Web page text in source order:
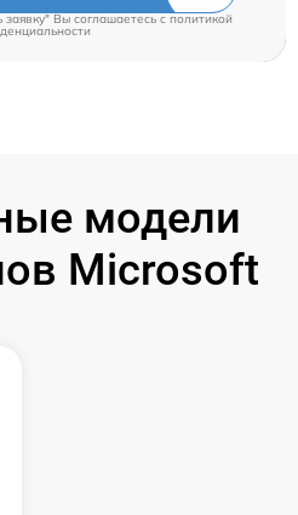
Вы соглашаетесь cполитикой
модели
Microsoft